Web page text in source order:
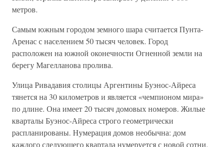
метров.
Самым южным городом земного шара считается Пунта-
Аренас с населением 50 тысяч человек. Город
расположен на южной оконечности Огненной земли на
берегу Магелланова пролива.
Улица Ривадавия столицы Аргентины Буэнос-Айреса
тянется на 30 километров и является «чемпионом мира»
по длине. Она имеет 20 тысяч домовых номеров. Жилые
кварталы Буэнос-Айреса строго геометрически
распланированы. Нумерация домов необычна: дом
каждого следующего квартала нумеруется с новой сотни.